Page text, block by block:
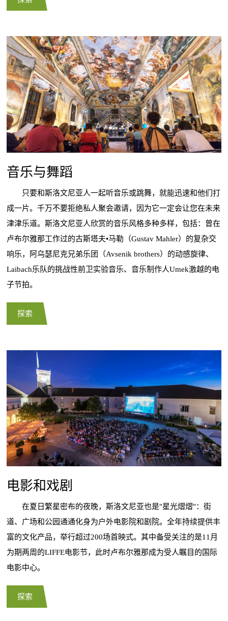
音乐与舞蹈
只要和斯洛文尼亚人一起听音乐或跳舞，就能迅速和他们打
成一片。千万不要拒绝私人聚会邀请，因为它一定会让您在未来
津津乐道。斯洛文尼亚人欣赏的音乐风格多种多样，包括：曾在
卢布尔雅那工作过的古斯塔夫•马勒（Gustav Mahler）的复杂交
响乐，阿乌瑟尼克兄弟乐团（Avsenik brothers）的动感旋律、
Laibach乐队的挑战性前卫实验音乐、音乐制作人Umek激越的电
子节拍。
探索
电影和戏剧
在夏日繁星密布的夜晚，斯洛文尼亚也是"星光熠熠"：街
道、广场和公园通通化身为户外电影院和剧院。全年持续提供丰
富的文化产品，举行超过200场首映式。其中备受关注的是11月
为期两周的LIFFE电影节，此时卢布尔雅那成为受人瞩目的国际
电影中心。
探索